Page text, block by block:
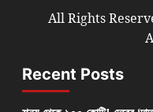
All Rights
Recent Posts